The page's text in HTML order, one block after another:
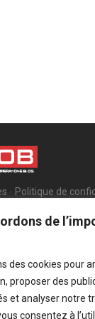
de
des cookies pour
proposer des
et analyser notre
consentez à
- Politique de